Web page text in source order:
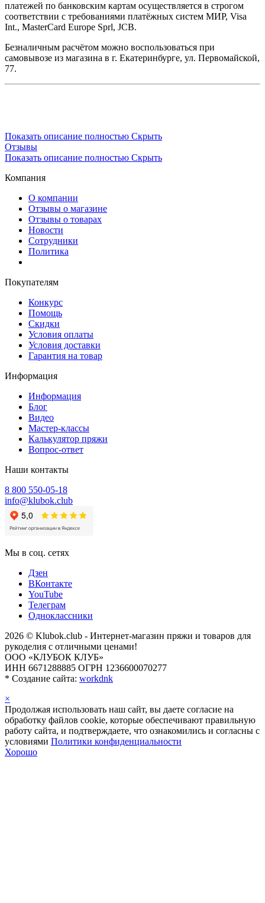
платежей по банковским картам осуществляется в строгом
соответствии с требованиями платёжных систем МИР, Visa
Int., MasterCard Europe Sprl, JCB.
Безналичным расчётом можно воспользоваться при
самовывозе из магазина в г. Екатеринбурге, ул. Первомайской,
77.
Показать описание полностью Скрыть
Отзывы
Показать описание полностью Скрыть
Компания
О компании
Отзывы о магазине
Отзывы о товарах
Новости
Сотрудники
Политика
Покупателям
Конкурс
Помощь
Скидки
Условия оплаты
Условия доставки
Гарантия на товар
Информация
Информация
Блог
Видео
Мастер-классы
Калькулятор пряжи
Вопрос-ответ
Наши контакты
8 800 550-05-18
info@klubok.club
Мы в соц. сетях
Дзен
ВКонтакте
YouTube
Телеграм
Одноклассники
2026 © Klubok.club - Интернет-магазин пряжи и товаров для
рукоделия с отличными ценами!
ООО «КЛУБОК КЛУБ»
ИНН 6671288885 ОГРН 1236600070277
* Создание сайта: workdnk
×
Продолжая использовать наш сайт, вы даете согласие на
обработку файлов cookie, которые обеспечивают правильную
работу сайта, и подтверждаете, что ознакомились и согласны с
условиями Политики конфиденциальности
Хорошо